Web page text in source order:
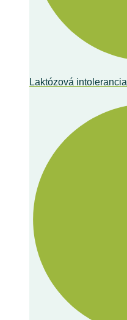
Laktózová intolerancia